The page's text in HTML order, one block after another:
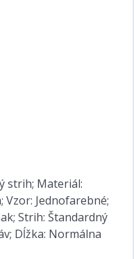
strih; Materiál:
Vzor: Jednofarebné;
Strih: Štandardný
Dĺžka: Normálna